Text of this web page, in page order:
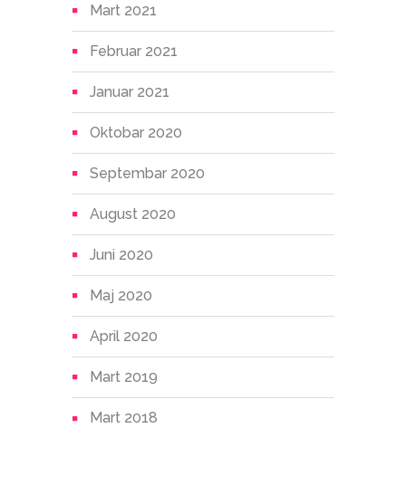
Mart 2021
Februar 2021
Januar 2021
Oktobar 2020
Septembar 2020
August 2020
Juni 2020
Maj 2020
April 2020
Mart 2019
Mart 2018